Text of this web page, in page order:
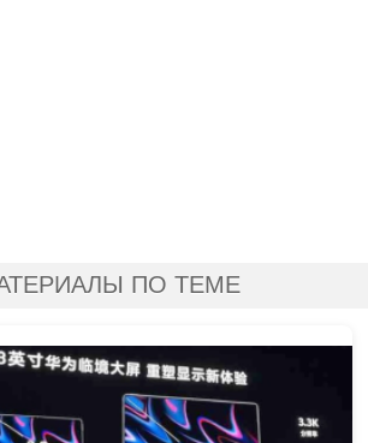
ПО ТЕМЕ